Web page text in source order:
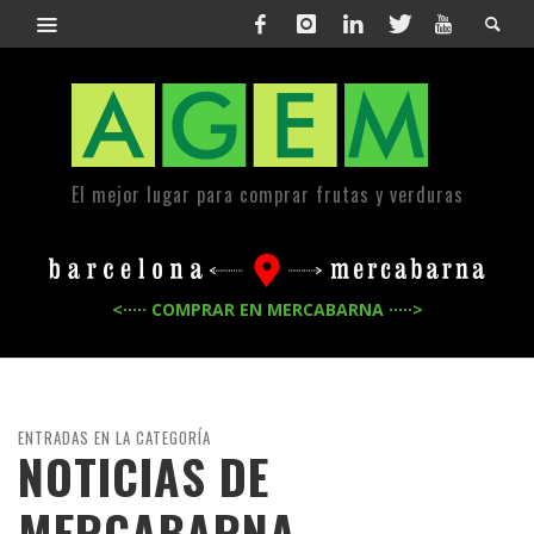
El mejor lugar para comprar frutas y verduras
<····· COMPRAR EN MERCABARNA ·····>
ENTRADAS EN LA CATEGORÍA
NOTICIAS DE